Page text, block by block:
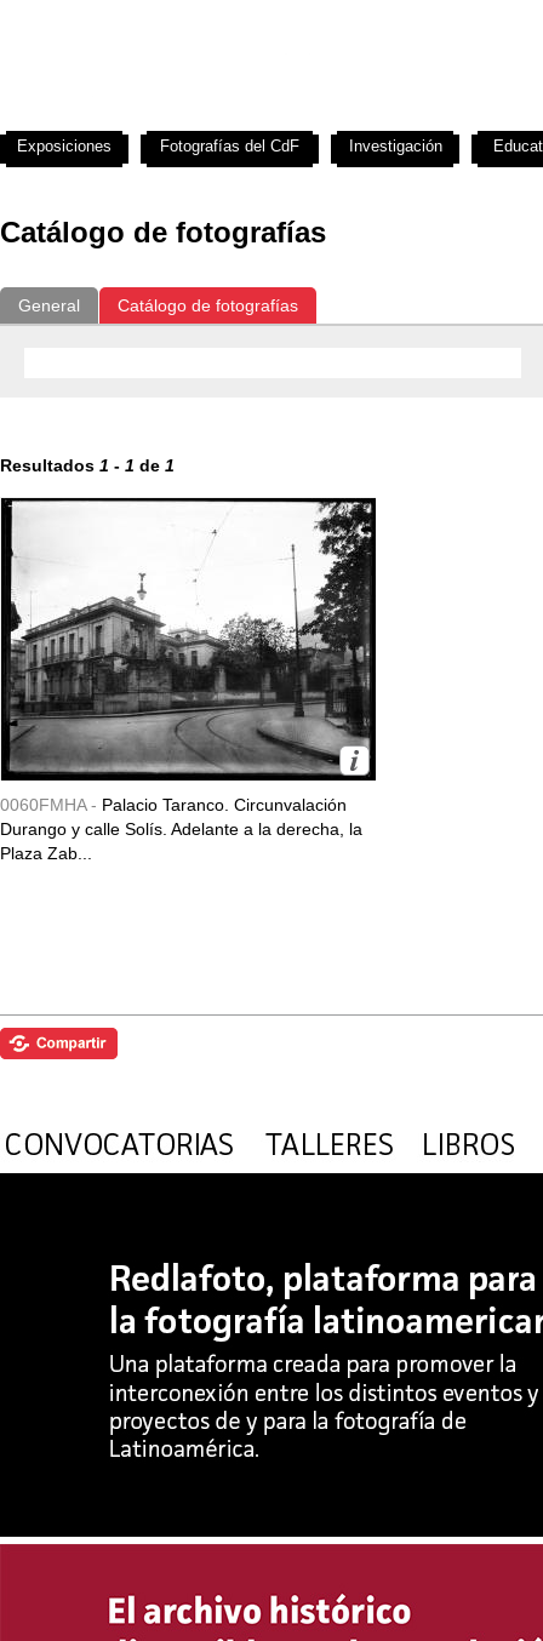
Catálogo de fotografías
General Catálogo de fotografías
Resultados 1 - 1 de 1
0060FMHA - Palacio Taranco. Circunvalación
Durango y calle Solís. Adelante a la derecha, la
Plaza Zab...
Exposiciones Fotografías del CdF Investigación